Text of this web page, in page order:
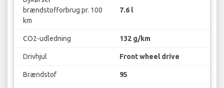
brændstofforbrug pr. 100
km
7.6 l
CO2-udledning 132 g/km
Drivhjul Front wheel drive
Brændstof 95